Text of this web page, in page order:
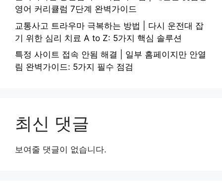
영어 커리큘럼 7단계 완벽가이드
교통사고 트라우마 극복하는 방법 | 다시 운전대 잡
기 위한 심리 치료 A to Z: 5가지 핵심 솔루션
특정 사이트 접속 안됨 해결 | 일부 홈페이지만 안열
림 완벽가이드: 5가지 필수 점검
최신 댓글
보여줄 댓글이 없습니다.